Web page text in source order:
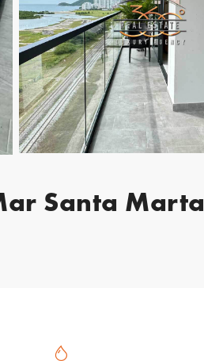
Santa Marta